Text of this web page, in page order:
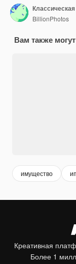
BillionPhotos
Вам также
имущество
Креативная
Более 1